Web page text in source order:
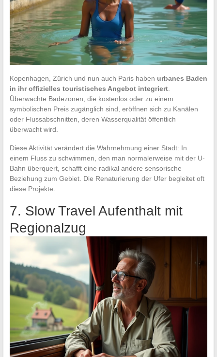
Kopenhagen, Zürich und nun auch Paris haben urbanes Baden
in ihr offizielles touristisches Angebot integriert.
Überwachte Badezonen, die kostenlos oder zu einem
symbolischen Preis zugänglich sind, eröffnen sich zu Kanälen
oder Flussabschnitten, deren Wasserqualität öffentlich
überwacht wird.
Diese Aktivität verändert die Wahrnehmung einer Stadt: In
einem Fluss zu schwimmen, den man normalerweise mit der U-
Bahn überquert, schafft eine radikal andere sensorische
Beziehung zum Gebiet. Die Renaturierung der Ufer begleitet oft
diese Projekte.
7. Slow Travel Aufenthalt mit
Regionalzug